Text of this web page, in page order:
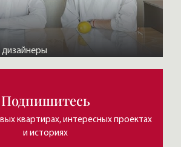
Подпишитесь
квартирах, интересных проектах
и историях